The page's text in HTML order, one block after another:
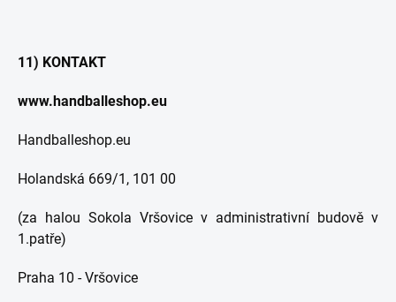
11) KONTAKT
www.handballeshop.eu
Handballeshop.eu
Holandská 669/1, 101 00
(za halou Sokola Vršovice v administrativní budově v
1.patře)
Praha 10 - Vršovice